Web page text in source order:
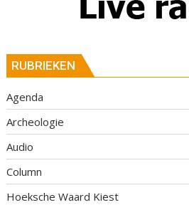
RUBRIEKEN
Agenda
Archeologie
Audio
Column
Hoeksche Waard Kiest